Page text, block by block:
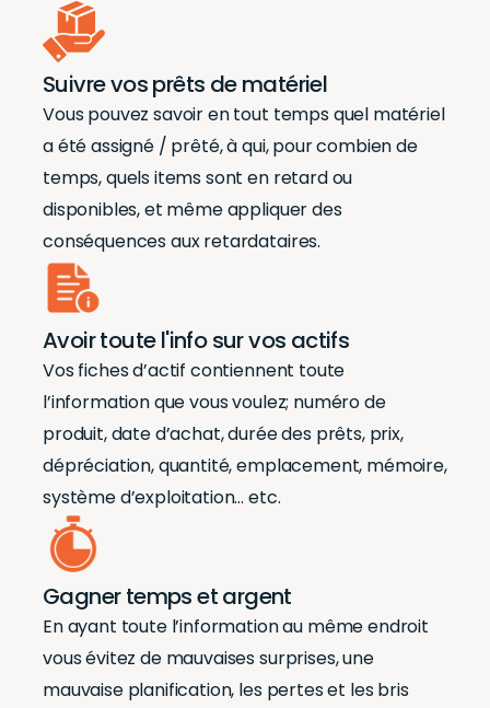
Suivre vos prêts de matériel
Vous pouvez savoir en tout temps quel matériel
a été assigné / prêté, à qui, pour combien de
temps, quels items sont en retard ou
disponibles, et même appliquer des
conséquences aux retardataires.
Avoir toute l'info sur vos actifs
Vos fiches d’actif contiennent toute
l’information que vous voulez; numéro de
produit, date d’achat, durée des prêts, prix,
dépréciation, quantité, emplacement, mémoire,
système d’exploitation… etc.
Gagner temps et argent
En ayant toute l’information au même endroit
vous évitez de mauvaises surprises, une
mauvaise planification, les pertes et les bris